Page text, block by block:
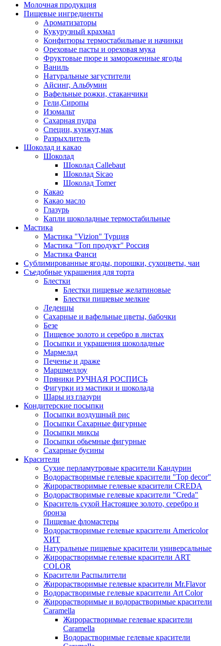
Молочная продукция
Пищевые ингредиенты
Ароматизаторы
Кукурузный крахмал
Конфитюры термостабильные и начинки
Ореховые пасты и ореховая мука
Фруктовые пюре и замороженные ягоды
Ваниль
Натуральные загустители
Айсинг, Альбумин
Вафельные рожки, стаканчики
Гели,Сиропы
Изомальт
Сахарная пудра
Специи, кунжут,мак
Разрыхлитель
Шоколад и какао
Шоколад
Шоколад Callebaut
Шоколад Sicao
Шоколад Tomer
Какао
Какао масло
Глазурь
Капли шоколадные термостабильные
Мастика
Мастика "Vizion" Турция
Мастика "Топ продукт" Россия
Мастика Фанси
Сублимированные ягоды, порошки, сухоцветы, чаи
Съедобные украшения для торта
Блестки
Блестки пищевые желатиновые
Блестки пищевые мелкие
Леденцы
Сахарные и вафельные цветы, бабочки
Безе
Пищевое золото и серебро в листах
Посыпки и украшения шоколадные
Мармелад
Печенье и драже
Маршмеллоу
Пряники РУЧНАЯ РОСПИСЬ
Фигурки из мастики и шоколада
Шары из глазури
Кондитерские посыпки
Посыпки воздушный рис
Посыпки Сахарные фигурные
Посыпки миксы
Посыпки обьемные фигурные
Сахарные бусины
Красители
Сухие перламутровые красители Кандурин
Водорастворимые гелевые красители "Top decor"
Жирорастворимые гелевые красители CREDA
Водорастворимые гелевые красители "Creda"
Краситель сухой Настоящее золото, серебро и
бронза
Пищевые фломастеры
Водорастворимые гелевые красители Americolor
ХИТ
Натуральные пищевые красители универсальные
Жирорастворимые гелевые красители ART
COLOR
Красители Распылители
Жирорастворимые гелевые красители Mr.Flavor
Водорастворимые гелевые красители Art Color
Жирорастворимые и водорастворимые красители
Caramella
Жирорастворимые гелевые красители
Caramella
Водорастворимые гелевые красители